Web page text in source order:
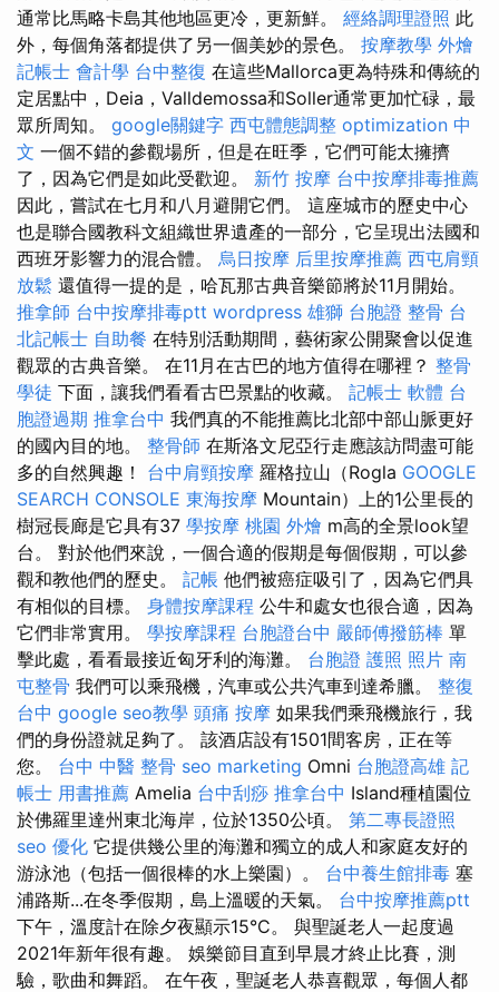
通常比馬略卡島其他地區更冷，更新鮮。 經絡調理證照 此
外，每個角落都提供了另​​一個美妙的景色。 按摩教學 外燴
記帳士 會計學 台中整復 在這些Mallorca更為特殊和傳統的
定居點中，Deia，Valldemossa和Soller通常更加忙碌，最
眾所周知。 google關鍵字 西屯體態調整 optimization 中
文 一個不錯的參觀場所，但是在旺季，它們可能太擁擠
了，因為它們是如此受歡迎。 新竹 按摩 台中按摩排毒推薦
因此，嘗試在七月和八月避開它們。 這座城市的歷史中心
也是聯合國教科文組織世界遺產的一部分，它呈現出法國和
西班牙影響力的混合體。 烏日按摩 后里按摩推薦 西屯肩頸
放鬆 還值得一提的是，哈瓦那古典音樂節將於11月開始。
推拿師 台中按摩排毒ptt wordpress 雄獅 台胞證 整骨 台
北記帳士 自助餐 在特別活動期間，藝術家公開聚會以促進
觀眾的古典音樂。 在11月在古巴的地方值得在哪裡？ 整骨
學徒 下面，讓我們看看古巴景點的收藏。 記帳士 軟體 台
胞證過期 推拿台中 我們真的不能推薦比北部中部山脈更好
的國內目的地。 整骨師 在斯洛文尼亞行走應該訪問盡可能
多的自然興趣！ 台中肩頸按摩 羅格拉山（Rogla GOOGLE
SEARCH CONSOLE 東海按摩 Mountain）上的1公里長的
樹冠長廊是它具有37 學按摩 桃園 外燴 m高的全景look望
台。 對於他們來說，一個合適的假期是每個假期，可以參
觀和教他們的歷史。 記帳 他們被癌症吸引了，因為它們具
有相似的目標。 身體按摩課程 公牛和處女也很合適，因為
它們非常實用。 學按摩課程 台胞證台中 嚴師傅撥筋棒 單
擊此處，看看最接近匈牙利的海灘。 台胞證 護照 照片 南
屯整骨 我們可以乘飛機，汽車或公共汽車到達希臘。 整復
台中 google seo教學 頭痛 按摩 如果我們乘飛機旅行，我
們的身份證就足夠了。 該酒店設有1501間客房，正在等
您。 台中 中醫 整骨 seo marketing Omni 台胞證高雄 記
帳士 用書推薦 Amelia 台中刮痧 推拿台中 Island種植園位
於佛羅里達州東北海岸，位於1350公頃。 第二專長證照
seo 優化 它提供幾公里的海灘和獨立的成人和家庭友好的
游泳池（包括一個很棒的水上樂園）。 台中養生館排毒 塞
浦路斯...在冬季假期，島上溫暖的天氣。 台中按摩推薦ptt
下午，溫度計在除夕夜顯示15°C。 與聖誕老人一起度過
2021年新年很有趣。 娛樂節目直到早晨才終止比賽，測
驗，歌曲和舞蹈。 在午夜，聖誕老人恭喜觀眾，每個人都